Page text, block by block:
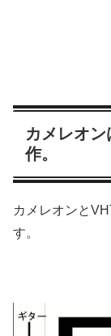
カメレオ
作。
カメレオンと
す。